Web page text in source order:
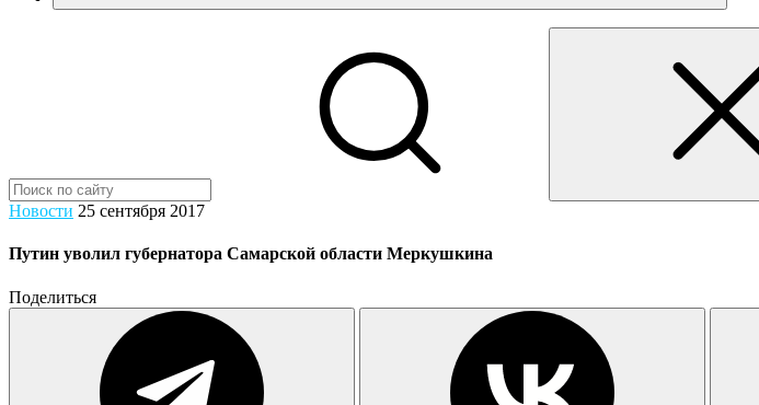
Новости 25 сентября 2017
Путин уволил губернатора Самарской области Меркушкина
Поделиться